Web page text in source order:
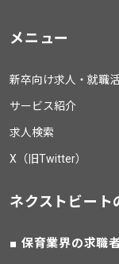
メニュー
新卒向け求人・就職
サービス紹介
求人検索
X（旧Twitter）
ネクストビート
保育業界の求職